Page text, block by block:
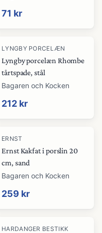
71 kr
LYNGBY PORCELÆN
Lyngby porcelæn Rhombe
tårtspade, stål
Bagaren och Kocken
212 kr
ERNST
Ernst Kakfat i porslin 20
cm, sand
Bagaren och Kocken
259 kr
HARDANGER BESTIKK